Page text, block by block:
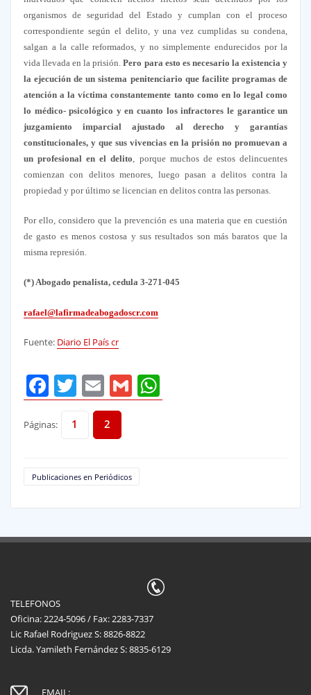
organismos de seguridad del Estado y cumplan con el proceso
correspondiente según el delito, y una vez cumplidas su condena,
salgan a la calle reformados, y no simplemente endurecidos por la
vida llevada en la prisión.Pero para esto es necesario la existencia y
la ejecución de un sistema penitenciario que facilite programas de
atención a la víctima constantemente tanto como en lo legal como
lo médico- psicológico y en cuanto los infractores le garantice un
juzgamiento imparcial ajustado al derecho y garantías
constitucionales, y que sus vivencias en la prisión no promuevan a
un profesional en el delito , porque muchos de estos delincuentes
comienzan con delitos menores, luego pasan a delitos contra la
propiedad y por último se licencian en delitos contra las personas.
Por ello, considero que la prevención es una materia que en cuestión
de gasto es menos costosa y sus resultados son más baratos que la
misma represión.
(*) Abogado penalista, cedula 3-271-045
rafael@lafirmadeabogadoscr.com
Fuente: Diario El País cr
Facebook
Twitter
Email
GmailWhatsApp
Páginas: 1 2
Publicaciones en Periódicos
TELEFONOS
Oficina: 2224-5096 / Fax: 2283-7337
Lic Rafael Rodriguez S: 8826-8822
Licda. Yamileth Fernández S: 8835-6129
EMAIL: